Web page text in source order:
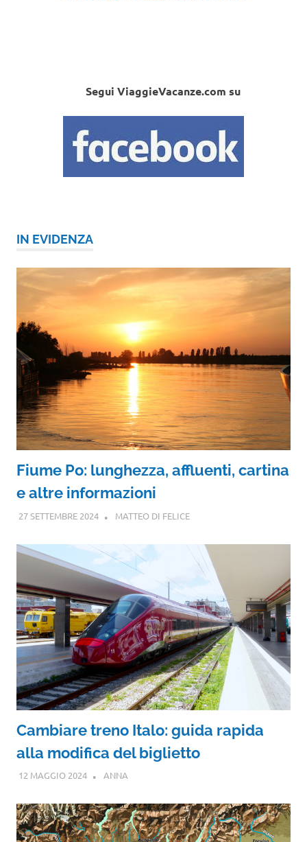
Segui ViaggieVacanze.com su
IN EVIDENZA
Fiume Po: lunghezza, affluenti, cartina
e altre informazioni
27 SETTEMBRE 2024 MATTEO DI FELICE
Cambiare treno Italo: guida rapida
alla modifica del biglietto
12 MAGGIO 2024 ANNA